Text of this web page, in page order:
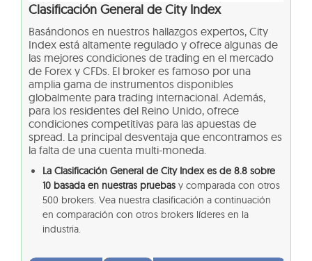
Clasificación General de City Index
Basándonos en nuestros hallazgos expertos, City
Index está altamente regulado y ofrece algunas de
las mejores condiciones de trading en el mercado
de Forex y CFDs. El broker es famoso por una
amplia gama de instrumentos disponibles
globalmente para trading internacional. Además,
para los residentes del Reino Unido, ofrece
condiciones competitivas para las apuestas de
spread. La principal desventaja que encontramos es
la falta de una cuenta multi-moneda.
La Clasificación General de City Index es de 8.8 sobre
10 basada en nuestras pruebas y comparada con otros
500 brokers. Vea nuestra clasificación a continuación
en comparación con otros brokers líderes en la
industria.